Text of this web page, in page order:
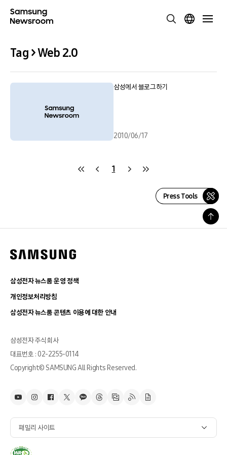
Tag > Web 2.0
삼성에서 블로그하기
2010/06/17
1
Press Tools
삼성전자 뉴스룸 운영 정책
개인정보처리방침
삼성전자 뉴스룸 콘텐츠 이용에 대한 안내
삼성전자 주식회사
대표번호 : 02-2255-0114
Copyright© SAMSUNG All Rights Reserved.
패밀리 사이트